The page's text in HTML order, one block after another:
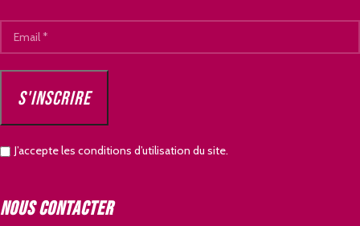
J’accepte les conditions d’utilisation du site.
Nous contacter